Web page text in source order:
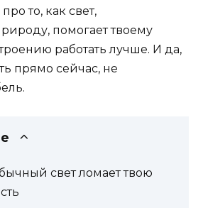
то, как свет,
помогает твоему
работать лучше. И да,
прямо сейчас, не
свет ломает твою